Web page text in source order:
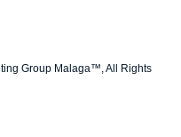
Group Malaga™, All Rights